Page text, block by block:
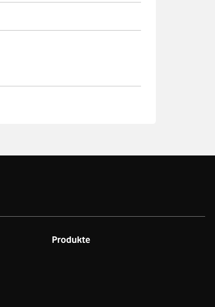
Produkte